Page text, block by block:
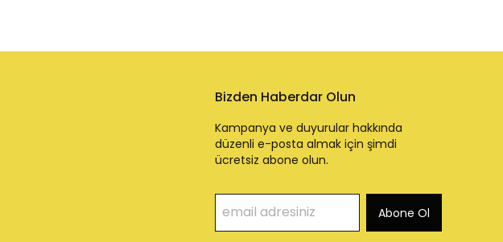
Bizden Haberdar Olun
Kampanya ve duyurular hakkında
düzenli e-posta almak için şimdi
ücretsiz abone olun.
Abone Ol